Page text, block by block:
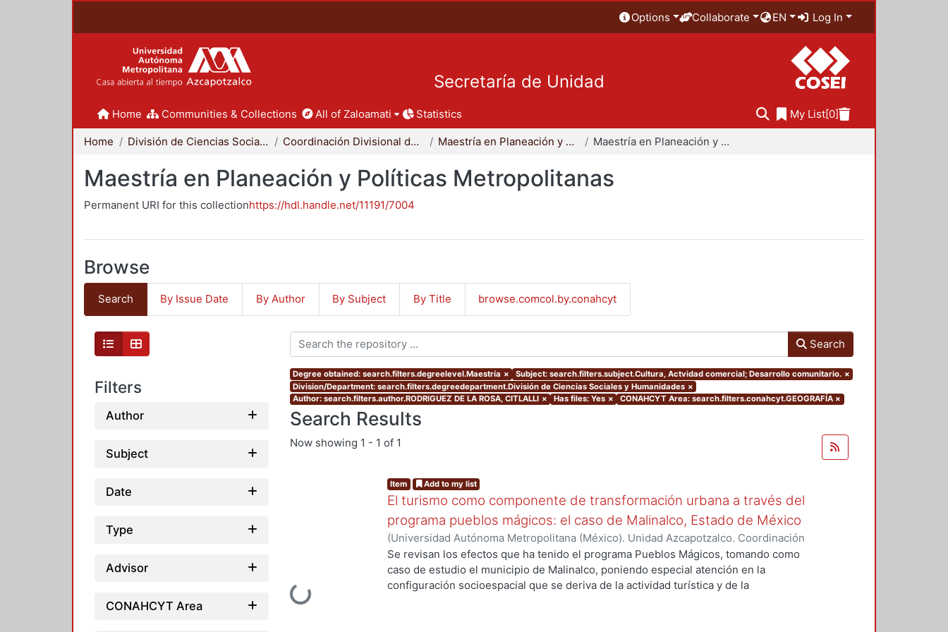
Options Collaborate EN Log In
Secretaría de Unidad
Home Communities & Collections All of Zaloamati Statistics My List[0]
Home División de Ciencias Sociales y Humanidades Coordinación Divisional de Posgrado Maestría en Planeación y Políticas Metropolitanas Maestría en Planeación y Políticas Metropolitanas
Maestría en Planeación y Políticas Metropolitanas
Permanent URI for this collectionhttps://hdl.handle.net/11191/7004
Browse
Search By Issue Date By Author By Subject By Title browse.comcol.by.conahcyt
Filters
Author
Subject
Date
Type
Advisor
CONAHCYT Area
Search
Degree obtained: search.filters.degreelevel.Maestría × Subject: search.filters.subject.Cultura, Actvidad comercial; Desarrollo comunitario. ×
Division/Department: search.filters.degreedepartment.División de Ciencias Sociales y Humanidades ×
Author: search.filters.author.RODRIGUEZ DE LA ROSA, CITLALLI × Has files: Yes × CONAHCYT Area: search.filters.conahcyt.GEOGRAFÍA ×
Search Results
Now showing 1 - 1 of 1
Loading...
Item Add to my list
El turismo como componente de transformación urbana a través del
programa pueblos mágicos: el caso de Malinalco, Estado de México
(Universidad Autónoma Metropolitana (México). Unidad Azcapotzalco. Coordinación
de Servicios de Información., 2015-12) RODRIGUEZ DE LA ROSA, CITLALLI
Se revisan los efectos que ha tenido el programa Pueblos Mágicos, tomando como
caso de estudio el municipio de Malinalco, poniendo especial atención en la
configuración socioespacial que se deriva de la actividad turística y de la